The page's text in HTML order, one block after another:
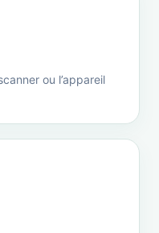
ou l’appareil